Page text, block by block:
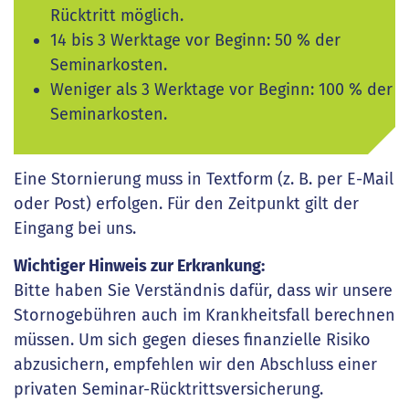
Rücktritt möglich.
14 bis 3 Werktage vor Beginn: 50 % der
Seminarkosten.
Weniger als 3 Werktage vor Beginn: 100 % der
Seminarkosten.
Eine Stornierung muss in Textform (z. B. per E-Mail
oder Post) erfolgen. Für den Zeitpunkt gilt der
Eingang bei uns.
Wichtiger Hinweis zur Erkrankung:
Bitte haben Sie Verständnis dafür, dass wir unsere
Stornogebühren auch im Krankheitsfall berechnen
müssen. Um sich gegen dieses finanzielle Risiko
abzusichern, empfehlen wir den Abschluss einer
privaten Seminar-Rücktrittsversicherung.